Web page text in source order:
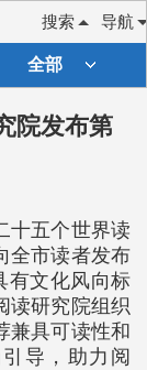
导航
搜索
全部
院发布第
十五个世界读
全市读者发布
有文化风向标
读研究院组织
兼具可读性和
导，助力阅